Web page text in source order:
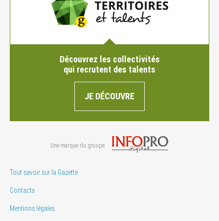
Découvrez les collectivités
qui recrutent des talents
JE DÉCOUVRE
Une marque du groupe
Tout savoir sur la Gazette
Contacts
Mentions légales